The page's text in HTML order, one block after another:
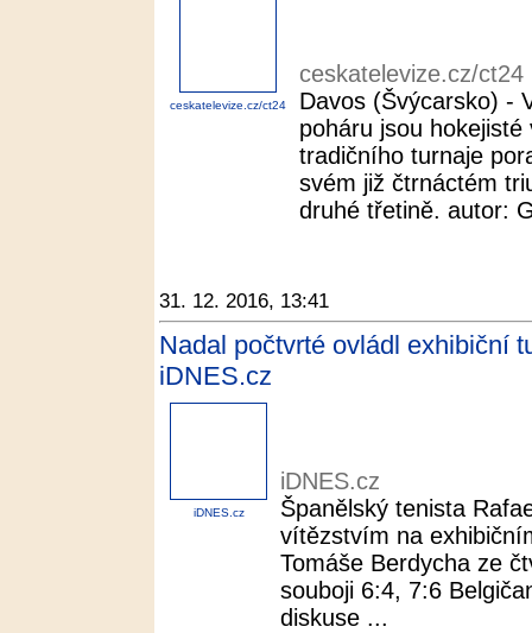
ceskatelevize.cz/ct24
ceskatelevize.cz/ct24
Davos (Švýcarsko) -
poháru jsou
tradičního turnaje
svém již čtrnáctém
druhé třetině. autor:
31. 12. 2016, 13:41
Nadal počtvrté ovládl exhibiční
iDNES.cz
iDNES.cz
iDNES.cz
Španělský tenista
vítězstvím na
Tomáše Berdycha ze
souboji 6:4, 7:6
diskuse ...